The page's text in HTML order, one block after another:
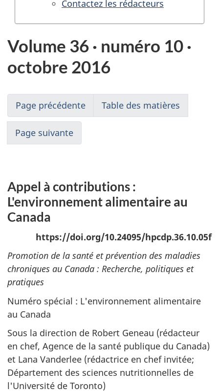
Contactez les rédacteurs
Volume 36 · numéro 10 ·
octobre 2016
Page précédente Table des matières
Page suivante
Appel à contributions :
L'environnement alimentaire au
Canada
https://doi.org/10.24095/hpcdp.36.10.05f
Promotion de la santé et prévention des maladies
chroniques au Canada : Recherche, politiques et
pratiques
Numéro spécial : L'environnement alimentaire
au Canada
Sous la direction de Robert Geneau (rédacteur
en chef, Agence de la santé publique du Canada)
et Lana Vanderlee (rédactrice en chef invitée;
Département des sciences nutritionnelles de
l'Université de Toronto)